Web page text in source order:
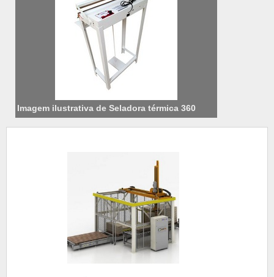
Imagem ilustrativa de Seladora térmica 360